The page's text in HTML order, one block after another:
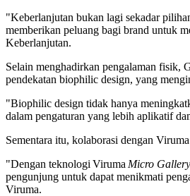
"Keberlanjutan bukan lagi sekadar
memberikan peluang bagi brand untuk
Keberlanjutan.
Selain menghadirkan pengalaman fisik,
pendekatan biophilic design, yang
"Biophilic design tidak hanya
dalam pengaturan yang lebih aplikatif
Sementara itu, kolaborasi dengan
"Dengan teknologi Viruma Micro Gallery
pengunjung untuk dapat menikmati
Viruma.